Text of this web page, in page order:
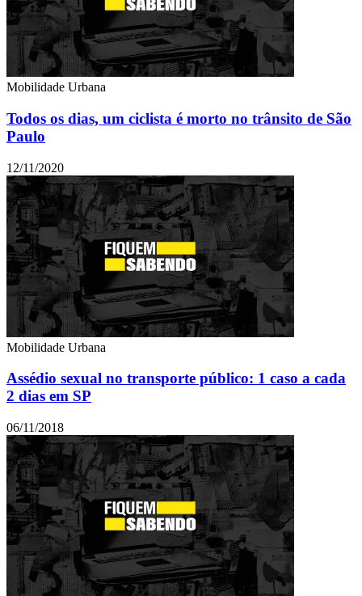
Mobilidade Urbana
Todos os dias, um ciclista é morto no trânsito de São
Paulo
12/11/2020
Mobilidade Urbana
Assédio sexual no transporte público: 1 caso a cada
2 dias em SP
06/11/2018